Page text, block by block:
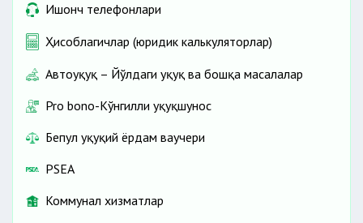
Ишонч телефонлари
Ҳисоблагичлар (юридик калькуляторлар)
Автоҳуқуқ – Йўлдаги ҳуқуқ ва бошқа масалалар
Pro bono-Кўнгилли ҳуқуқшунос
Бепул ҳуқуқий ёрдам ваучери
PSEA
Коммунал хизматлар